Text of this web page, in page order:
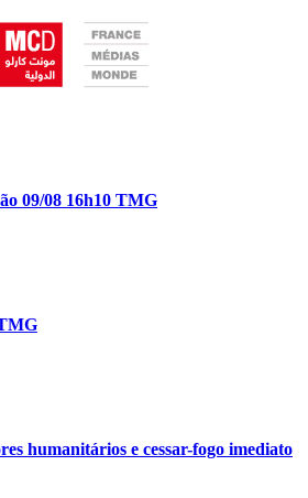
09/08 16h10 TMG
humanitários e cessar-fogo imediato